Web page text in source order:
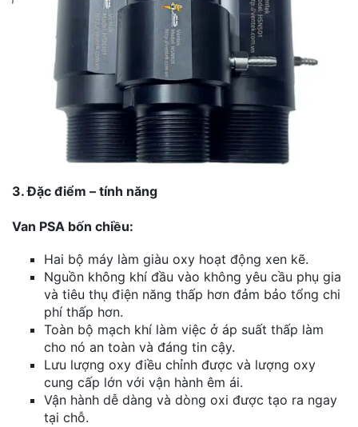
3. Đặc điểm – tính năng
Van PSA bốn chiều:
Hai bộ máy làm giàu oxy hoạt động xen kẽ.
Nguồn không khí đầu vào không yêu cầu phụ gia
và tiêu thụ điện năng thấp hơn đảm bảo tổng chi
phí thấp hơn.
Toàn bộ mạch khí làm việc ở áp suất thấp làm
cho nó an toàn và đáng tin cậy.
Lưu lượng oxy điều chỉnh được và lượng oxy
cung cấp lớn với vận hành êm ái.
Vận hành dễ dàng và dòng oxi được tạo ra ngay
tại chỗ.